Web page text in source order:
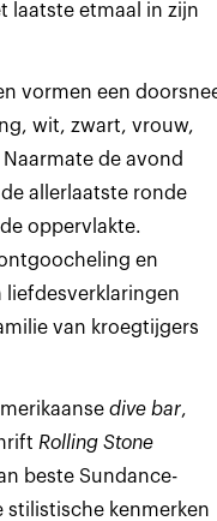
laatste etmaal in zijn
vormen een
wit, zwart, vrouw,
de avond
allerlaatste ronde
oppervlakte.
en
liefdesverklaringen
van kroegtijgers
dive bar,
Rolling Stone
beste Sundance-
stilistische kenmerken